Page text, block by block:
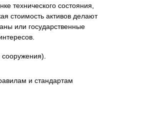
технического состояния,
стоимость активов делают
или государственные
сооружения).
и стандартам